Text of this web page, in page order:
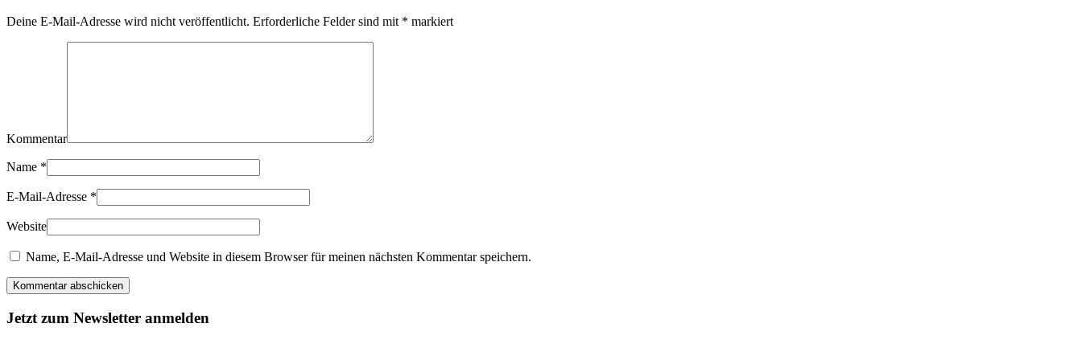
Deine E-Mail-Adresse wird nicht veröffentlicht. Erforderliche Felder sind mit * markiert
Kommentar
Name *
E-Mail-Adresse *
Website
Name, E-Mail-Adresse und Website in diesem Browser für meinen nächsten Kommentar speichern.
Kommentar abschicken
Jetzt zum Newsletter anmelden